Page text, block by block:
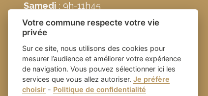
Samedi : 9h-11h45
Votre commune respecte votre vie
privée
Sur ce site, nous utilisons des cookies pour
mesurer l’audience et améliorer votre expérience
de navigation. Vous pouvez sélectionner ici les
services que vous allez autoriser. Je préfère
choisir- Politique de confidentialité